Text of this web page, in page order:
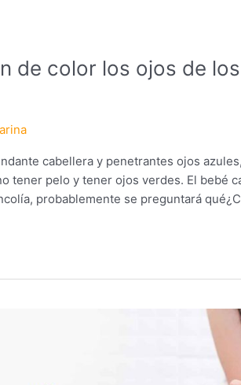
de color los ojos de
cabellera y penetrantes ojos
tener pelo y tener ojos verdes. El bebé
probablemente se preguntará